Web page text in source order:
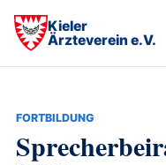
Kieler
Ärzteverein e.V.
FORTBILDUNG